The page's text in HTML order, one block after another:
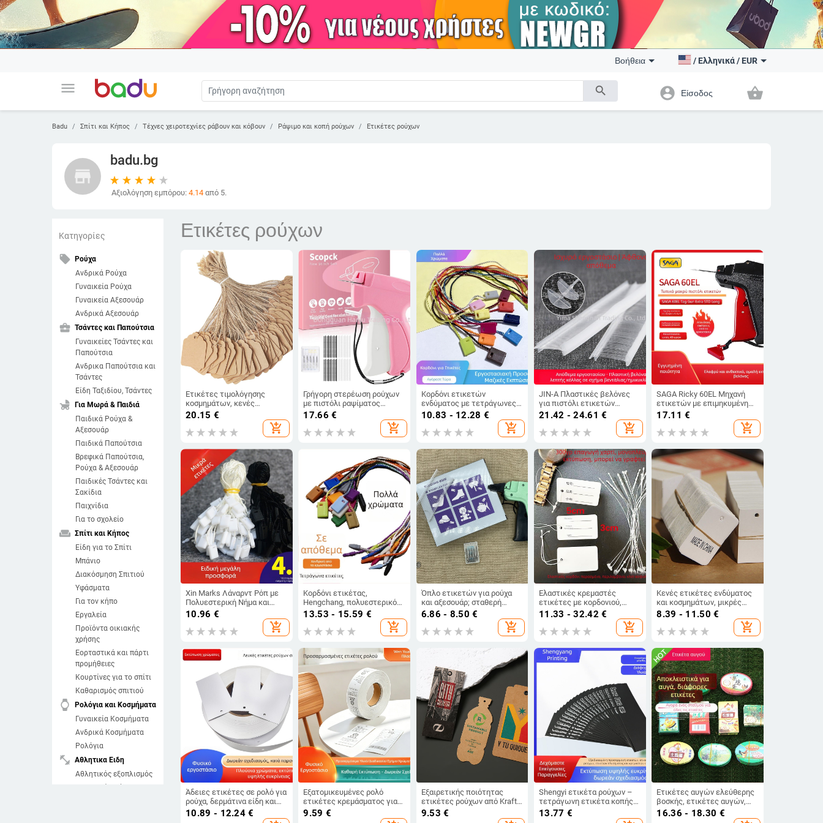
menu search
Βοήθεια / Ελληνικά/ EUR
account_circle Είσοδος shopping_basket
Badu Σπίτι και Κήπος Τέχνες χειροτεχνίες ράβουν και κόβουν Ράψιμο και κοπή ρούχων Ετικέτες ρούχων
store
badu.bg
Αξιολόγηση εμπόρου: 4.14 από 5.
Κατηγορίες
local_offer Ρούχα
Ανδρικά Ρούχα
Γυναικεία Ρούχα
Γυναικεία Αξεσουάρ
Ανδρικά Αξεσουάρ
business_center Τσάντες και Παπούτσια
Γυναικείες Τσάντες και
Παπούτσια
Ανδρικα Παπούτσια και
Τσάντες
Είδη Ταξιδίου, Τσάντες
child_friendly Για Μωρά & Παιδιά
Παιδικά Ρούχα &
Αξεσουάρ
Παιδικά Παπούτσια
Βρεφικά Παπούτσια,
Ρούχα & Αξεσουάρ
Παιδικές Τσάντες και
Σακίδια
Παιχνίδια
Για το σχολείο
weekend Σπίτι και Κήπος
Είδη για το Σπίτι
Μπάνιο
Διακόσμηση Σπιτιού
Υφάσματα
Για τον κήπο
Εργαλεία
Προϊόντα οικιακής
χρήσης
Εορταστικά και πάρτι
προμήθειες
Κουρτίνες για το σπίτι
Καθαρισμός σπιτιού
watch
Ρολόγια και Κοσμήματα
Γυναικεία Κοσμήματα
Ανδρικά Κοσμήματα
Ρολόγια
fitness_center Αθλητικα Ειδη
Αθλητικός εξοπλισμός
Αθλητικά Ρούχα
Ετικέτες ρούχων
Ετικέτες τιμολόγησης
κοσμημάτων, κενές
ετικέτες, 500 τεμάχια σε
συσκευασία για συσκευασία
και δώρα
20.15 €
add_shopping_cart
Γρήγορη στερέωση ρούχων
με πιστόλι ραψίματος
ρούχων, εργαλείο
ραψίματος ρούχων, ετικέτα,
κόλλα, βελόνα, πιστόλι
17.66 €
add_shopping_cart
Κορδόνι ετικετών
ενδύματος με τετράγωνες
χάντρες, πολυεστερική
κούμπωμα —
επαναχρησιμοποιούμενο και
προσαρμοζόμενο
10.83 - 12.28 €
add_shopping_cart
JIN-A Πλαστικές βελόνες
για πιστόλι ετικετών
ενδυμάτων
21.42 - 24.61 €
add_shopping_cart
SAGA Ricky 60EL Μηχανή
ετικετών με επιμηκυμένη
βελόνα 52 mm, για κάλτσες
και πετσέτες, Κάρτες
ετικετών
17.11 €
add_shopping_cart
Xin Marks Λάναρντ Ρόπ με
Πολυεστερική Νήμα και
Πλαστικό Κούμπωμα για
10.96 €
add_shopping_cart
Κορδόνι ετικέτας,
Hengchang, πολυεστερικό
νήμα, πλαστική αγκράφα, για
τσάντες, ρούχα, αξεσουάρ,
παιχνίδια
13.53 - 15.59 €
add_shopping_cart
Όπλο ετικετών για ρούχα
και αξεσουάρ; σταθερή
σήμανση; κατάλληλο για
φουλάρια και οικιακά
6.86 - 8.50 €
add_shopping_cart
Ελαστικές κρεμαστές
ετικέτες με κορδονιού,
εγγράψιμες, ετικέτες από
κοσμηματοπωλεία, Μάρκα:
11.33 - 32.42 €
add_shopping_cart
Κενές ετικέτες ενδύματος
και κοσμημάτων, μικρές
ετικέτες κρεμάστρες, σετ
8.39 - 11.50 €
add_shopping_cart
Άδειες ετικέτες σε ρολό για
ρούχα, δερμάτινα είδη και
τσάντες · ετικέτες τιμών
10.89 - 12.24 €
Εξατομικευμένες ρολό
ετικέτες κρεμάσματος για
ανδρικά και γυναικεία ρούχα
και οικιακά υφάσματα,
9.59 €
Εξαιρετικής ποιότητας
ετικέτες ρούχων από Kraft
χαρτί, εξατομικευμένες
ετικέτες για ανδρικά και
9.53 €
Shengyi ετικέτα ρούχων –
τετράγωνη ετικέτα κοπής
με καλούπι, 350 g διπλής
όψης χαρτί copperplate, DIY
13.77 €
Ετικέτες αυγών ελεύθερης
βοσκής, ετικέτες αυγών,
εμπορικό σήμα Cordyceps
αυγών, διχτυωτή τσάντα για
16.36 - 18.30 €